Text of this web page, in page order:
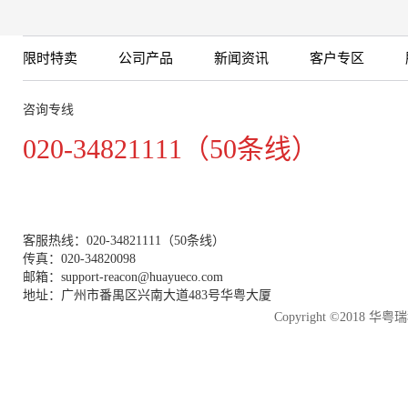
限时特卖 公司产品 新闻资讯 客户专区
咨询专线
020-34821111（50条线）
客服热线：020-34821111（50条线）
传真：020-34820098
邮箱：support-reacon@huayueco.com
地址：广州市番禺区兴南大道483号华粤大厦
Copyright ©2018 华粤